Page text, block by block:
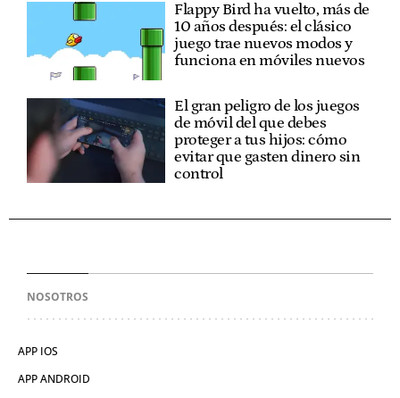
Flappy Bird ha vuelto, más de
10 años después: el clásico
juego trae nuevos modos y
funciona en móviles nuevos
El gran peligro de los juegos
de móvil del que debes
proteger a tus hijos: cómo
evitar que gasten dinero sin
control
NOSOTROS
APP IOS
APP ANDROID